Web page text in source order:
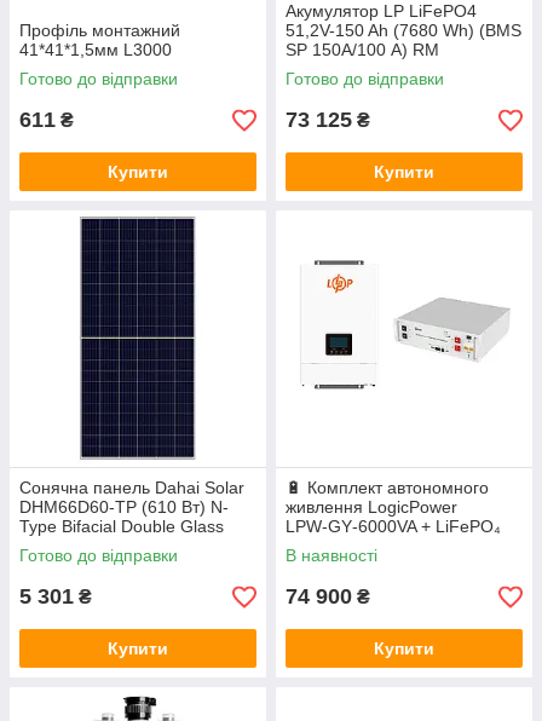
Профіль монтажний
41*41*1,5мм L3000
Готово до відправки
611 ₴
Купити
Акумулятор LP LiFePO4
51,2V-150 Ah (7680 Wh) (BMS
SP 150A/100 А) RM
RS485/CAN LCD BL
Готово до відправки
73 125 ₴
Купити
Сонячна панель Dahai Solar
DHM66D60-TP (610 Вт) N-
Type Bifacial Double Glass
Готово до відправки
5 301 ₴
Купити
🔋 Комплект автономного
живлення LogicPower
LPW‑GY‑6000VA + LiFePO₄
акумулятор Deye SE‑G5.1
Pro‑B
В наявності
74 900 ₴
Купити